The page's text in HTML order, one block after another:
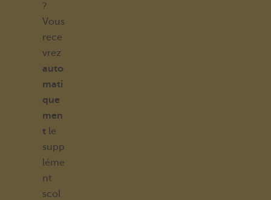
?
Vous
rece
vrez
auto
mati
que
men
t le
supp
léme
nt
scol